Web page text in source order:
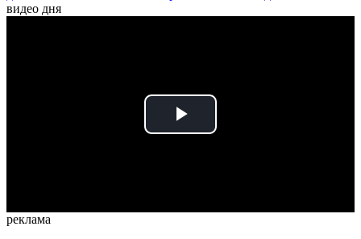
видео дня
Play
реклама